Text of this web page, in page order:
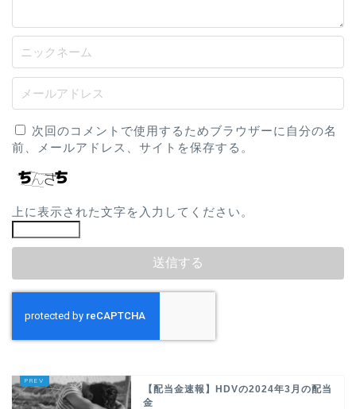
次回のコメントで使用するためブラウザーに自分の名
前、メールアドレス、サイトを保存する。
上に表示された文字を入力してください。
【配当金速報】HDVの2024年3月の配当
金